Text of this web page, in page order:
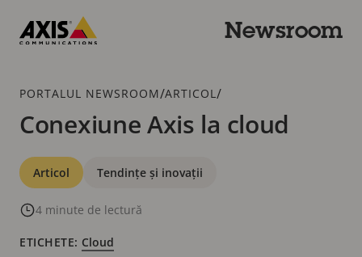
conținutul
Newsroom
Urme
PORTALUL NEWSROOM/ARTICOL /
Conexiune Axis la cloud
Categorii
Articol Tendințe și inovații
4 minute de lectură
ETICHETE: Cloud